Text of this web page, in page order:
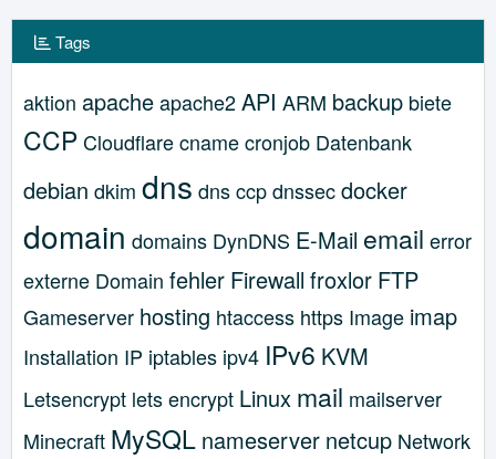
Tags
aktion apacheapache2API ARM backup biete
CCPCloudflarecnamecronjob Datenbank
debian dkim dns dns ccpdnssecdocker
domain domains DynDNS E-Mail email error
externe Domain fehler Firewall froxlor FTP
Gameserver hosting htaccess https Image imap
Installation IP iptables ipv4 IPv6 KVM
Letsencrypt lets encrypt Linux mail mailserver
Minecraft MySQL nameserver netcup Network